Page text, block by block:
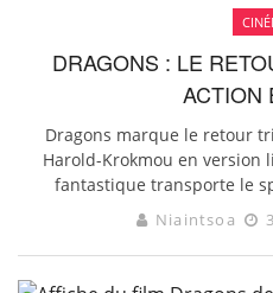
DRAGONS : LE
ACTION
Dragons marque le retour
Harold-Krokmou en version
fantastique transporte le
Niaintsoa